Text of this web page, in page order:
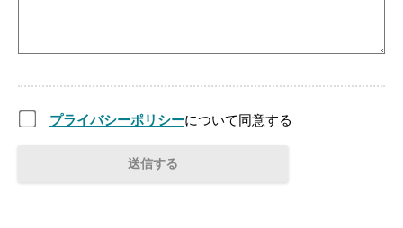
プライバシーポリシーについて同意する